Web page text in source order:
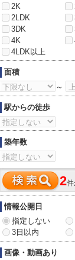
2K
2LDK
3DK
4K
4LDK以上
面積
～
駅からの徒歩
築年数
2件
情報公開日
指定しない
3日以内
画像・動画あり